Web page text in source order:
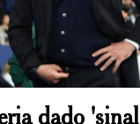
dado 'sinal